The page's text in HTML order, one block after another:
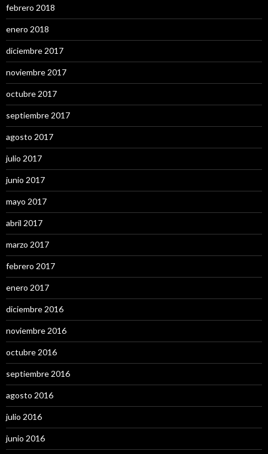
febrero 2018
enero 2018
diciembre 2017
noviembre 2017
octubre 2017
septiembre 2017
agosto 2017
julio 2017
junio 2017
mayo 2017
abril 2017
marzo 2017
febrero 2017
enero 2017
diciembre 2016
noviembre 2016
octubre 2016
septiembre 2016
agosto 2016
julio 2016
junio 2016